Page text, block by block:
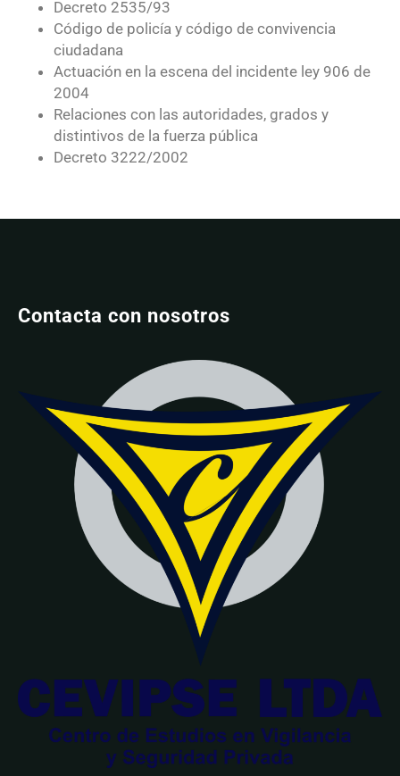
Decreto 2535/93
Código de policía y código de convivencia
ciudadana
Actuación en la escena del incidente ley 906 de
2004
Relaciones con las autoridades, grados y
distintivos de la fuerza pública
Decreto 3222/2002
Contacta con nosotros